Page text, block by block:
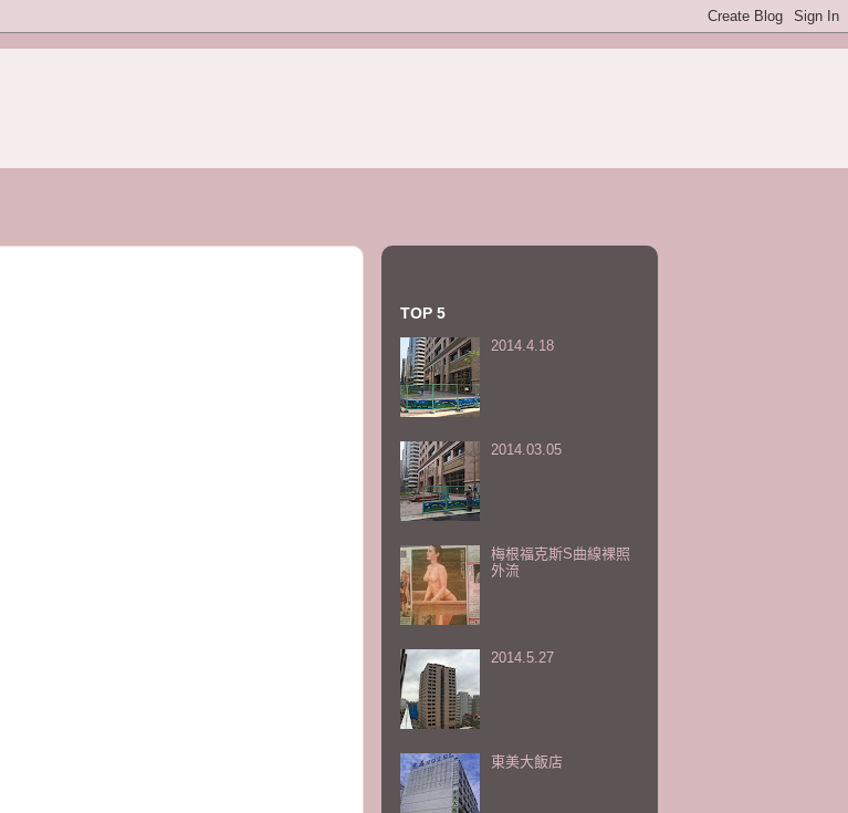
TOP 5
2014.4.18
2014.03.05
梅根福克斯S曲線裸照
外流
2014.5.27
東美大飯店